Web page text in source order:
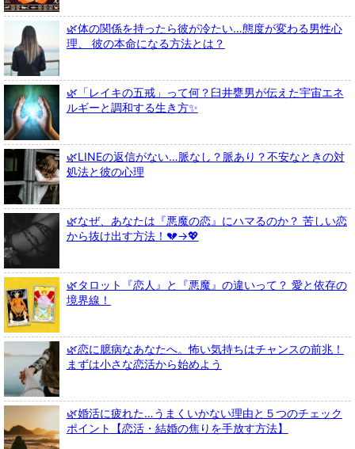
🌿体の関係を持ったら彼が冷たい…態度が変わる男性心
理、 彼の本命になる方法とは？
🌿「レイキの五戒」って何？臼井甕男が伝えた宇宙エネ
ルギーと調和する生き方✨
🌿LINEの返信がない…脈なし？脈あり？不安なときの対
処法と彼の心理
🌿なぜ、あなたは『悪魔の恋』にハマるのか？ 苦しい恋
から抜け出す方法！💔→💖
🌿タロット『恋人』と『悪魔』の違いって？ 愛と依存の
境界線！
🌿恋に臆病なあなたへ。怖い気持ちはチャンスの前兆！
まずは小さな恋活から始めよう
🌿婚活に疲れた…うまくいかない理由と５つのチェック
ポイント【恋活・結婚の焦りを手放す方法】